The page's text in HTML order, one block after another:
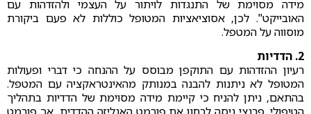
מידה מסוימת של התנגדות לויתור על העצמי ולהזדהות עם
האובייקט". לכן, אסוציאציות המטופל כוללות לא פעם ביקורת
מוסווה על המטפל.
2. הדדיות
רעיון ההזדהות עם התוקפן מבוסס על ההנחה כי דברי ופעולות
המטופל לא ניתנות להבנה במנותק מהאינטראקציה עם המטפל.
בהתאם, ניתן להניח כי קיימת מידה מסוימת של הדדיות בתהליך